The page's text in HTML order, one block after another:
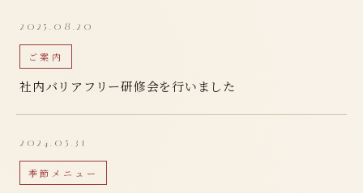
2025.08.20
ご案内
社内バリアフリー研修会を行いました
2024.05.31
季節メニュー